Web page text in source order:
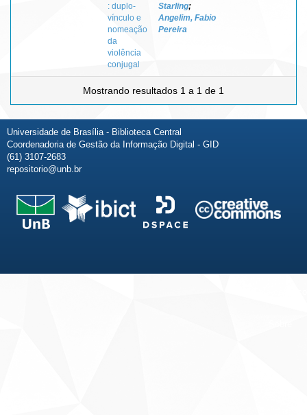
: duplo-
vínculo e
nomeação
da
violência
conjugal
Starling;
Angelim, Fabio
Pereira
Mostrando resultados 1 a 1 de 1
Universidade de Brasília - Biblioteca Central
Coordenadoria de Gestão da Informação Digital - GID
(61) 3107-2683
repositorio@unb.br